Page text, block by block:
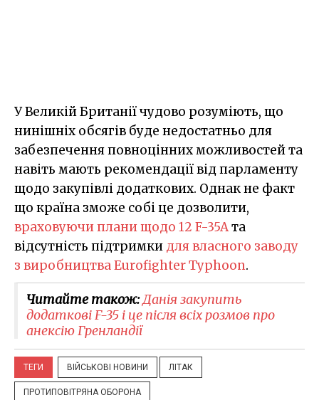
У Великій Британії чудово розуміють, що
нинішніх обсягів буде недостатньо для
забезпечення повноцінних можливостей та
навіть мають рекомендації від парламенту
щодо закупівлі додаткових. Однак не факт
що країна зможе собі це дозволити,
враховуючи плани щодо 12 F-35Aта
відсутність підтримки для власного заводу
з виробництва Eurofighter Typhoon.
Читайте також:​Данія закупить
додаткові F-35 і це після всіх розмов про
анексію Гренландії
ТЕГИ ВІЙСЬКОВІ НОВИНИ ЛІТАК
ПРОТИПОВІТРЯНА ОБОРОНА